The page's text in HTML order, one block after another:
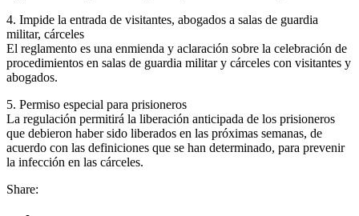
4. Impide la entrada de visitantes, abogados a salas de guardia
militar, cárceles
El reglamento es una enmienda y aclaración sobre la celebración de
procedimientos en salas de guardia militar y cárceles con visitantes y
abogados.
5. Permiso especial para prisioneros
La regulación permitirá la liberación anticipada de los prisioneros
que debieron haber sido liberados en las próximas semanas, de
acuerdo con las definiciones que se han determinado, para prevenir
la infección en las cárceles.
Share: